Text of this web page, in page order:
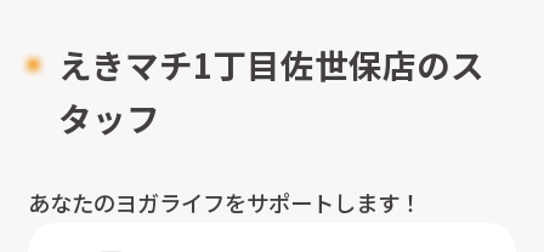
えきマチ1丁目佐世保店のス
タッフ
あなたのヨガライフをサポートします！